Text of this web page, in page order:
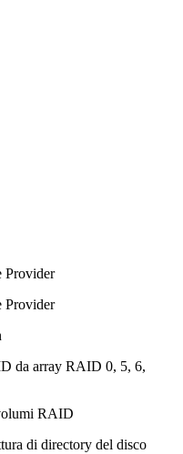
Provider
Provider
da array RAID 0, 5, 6,
RAID
di directory del disco